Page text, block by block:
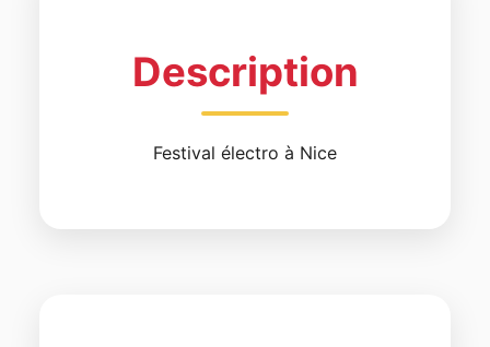
Description
Festival électro à Nice